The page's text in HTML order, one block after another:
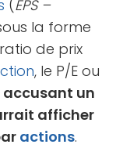
(EPS –
la forme
de prix
, le P/E ou
accusant un
afficher
actions.